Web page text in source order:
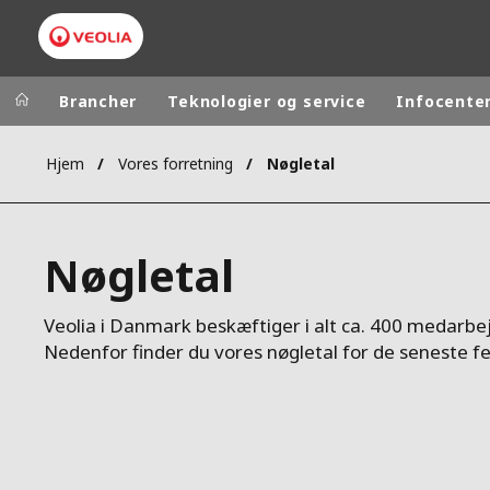
Worldwide
CHINA
Brancher Teknologier og service Infocenter
Hjem Vores forretning Nøgletal
Nøgletal
Veolia i Danmark beskæftiger i alt ca. 400
Nedenfor finder du vores nøgletal for de seneste